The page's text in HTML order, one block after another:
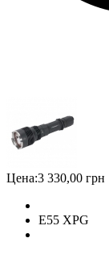
Цена:3 330,00 грн
E55 XPG